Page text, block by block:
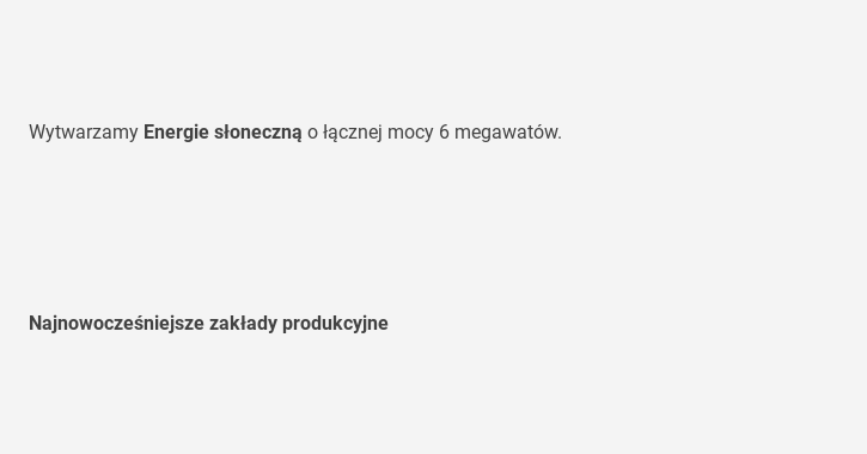
Wytwarzamy Energie słoneczną o łącznej mocy 6 megawatów.
Najnowocześniejsze zakłady produkcyjne